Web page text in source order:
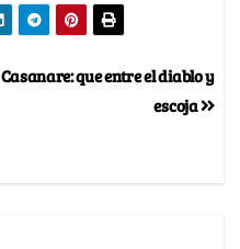
Casanare: que entre el diablo y
escoja